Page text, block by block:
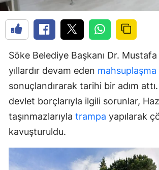
Söke Belediye Başkanı Dr.
yıllardır devam eden mahsuplaşma
sonuçlandırarak tarihi bir adım
devlet borçlarıyla ilgili sorunlar,
taşınmazlarıyla trampa yapılarak
kavuşturuldu.